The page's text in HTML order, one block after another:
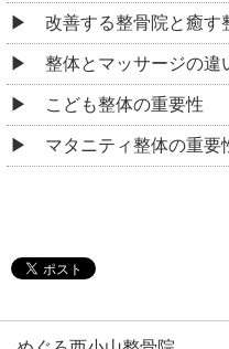
改善する整骨院と癒す
整体とマッサージの違
こども整体の重要性
マタニティ整体の重要